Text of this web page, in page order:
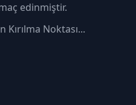
edinmiştir.
Noktası...